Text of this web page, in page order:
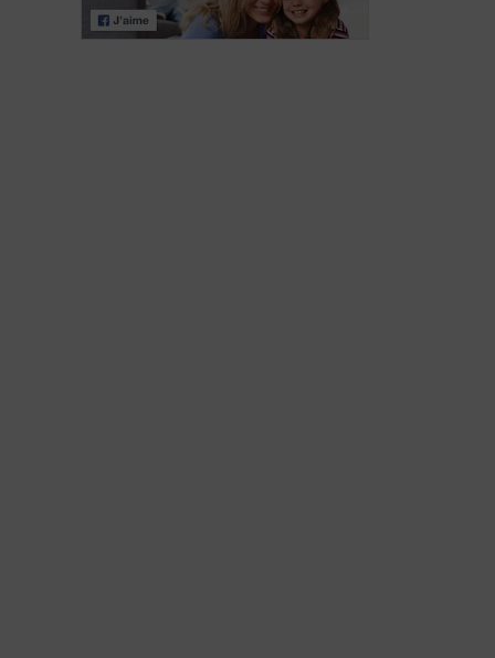
prendre soin de
son hygiène?
complications à
guetter